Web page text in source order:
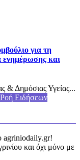
για τη
και
& Δημόσιας Υγείας...
Ροή Ειδήσεων
agriniodaily.gr!
και όχι μόνο με